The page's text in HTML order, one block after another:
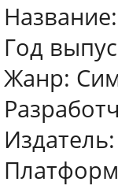
Название:
Год
Жанр: